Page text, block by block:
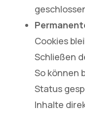
Cookies
Schließen
So können
Status
Inhalte